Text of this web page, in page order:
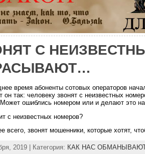
С
время абоненты сотовых операторов
он так: человеку звонят с неизвестных
ошиблись номером или и делают это
с неизвестных номеров?
всего, звонят мошенники, которые хотят,
2019 | Категория: КАК НАС